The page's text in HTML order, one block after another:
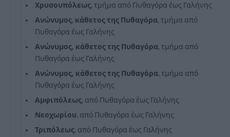
Χρυσουπόλεως, τμήμα από Πυθαγόρα έως Γαλήνης
Ανώνυμος, κάθετος της Πυθαγόρα, τμήμα από
Πυθαγόρα έως Γαλήνης
Ανώνυμος, κάθετος της Πυθαγόρα, τμήμα από
Πυθαγόρα έως Γαλήνης
Ανώνυμος, κάθετος της Πυθαγόρα, τμήμα από
Πυθαγόρα έως Γαλήνης
Αμφιπόλεως, από Πυθαγόρα έως Γαλήνης
Νεοχωρίου, από Πυθαγόρα έως Γαλήνης
Τριπόλεως, από Πυθαγόρα έως Γαλήνης